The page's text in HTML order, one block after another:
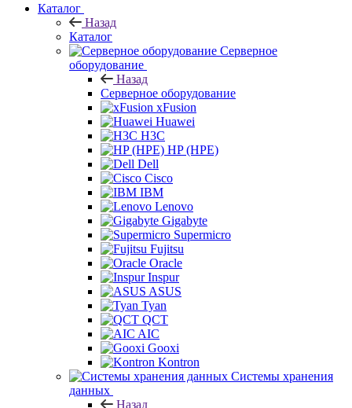
Каталог
Назад
Каталог
Серверное
оборудование
Назад
Серверное оборудование
xFusion
Huawei
H3C
HP (HPE)
Dell
Cisco
IBM
Lenovo
Gigabyte
Supermicro
Fujitsu
Oracle
Inspur
ASUS
Tyan
QCT
AIC
Gooxi
Kontron
Системы хранения
данных
Назад